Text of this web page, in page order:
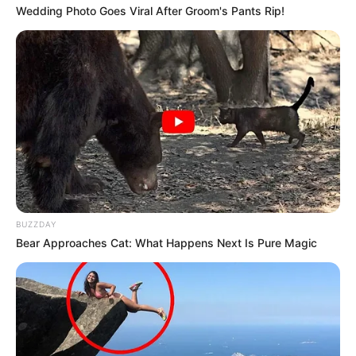
Matéria Bônus
🧊 31 melhores filmes para assistir na Netflix em 2023
Wedding Photo Goes Viral After Groom's Pants Rip!
BUZZDAY
Bear Approaches Cat: What Happens Next Is Pure Magic